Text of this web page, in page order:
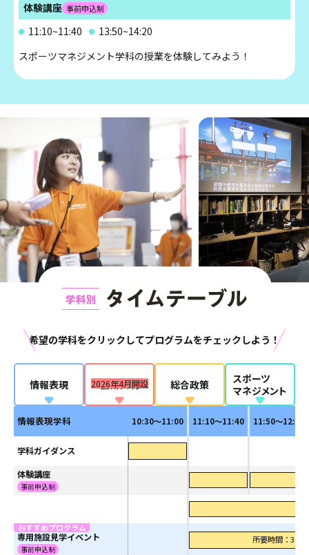
体験講座 事前申込制
11:10~11:40
13:50~14:20
スポーツマネジメント学科の授業を体験してみよう！
希望の学科をクリックしてプログラムをチェックしよう！
情報表現 2026年4月開設
芸術表現 総合政策
スポーツ
マネジメント
情報表現学科 10:30～11:00 11:10～11:40 11:50～12:20
学科ガイダンス
体験講座
事前申込制
専用施設見学イベント
事前申込制
所要時間：30分